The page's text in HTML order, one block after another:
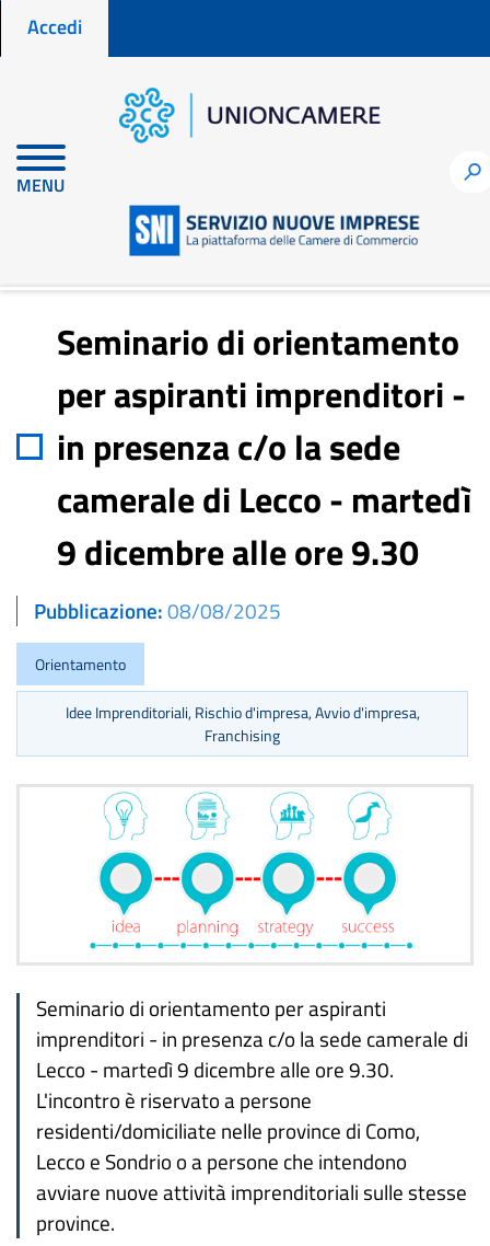
Menu profilo utente
Accedi
MENU
h
Home
Seminario di orientamento per aspiranti imprenditori - in
presenza c/o la sede camerale di Lecco - martedì 9 dicembre alle ore
Seminario di orientamento
per aspiranti imprenditori -
in presenza c/o la sede
camerale di Lecco - martedì
9 dicembre alle ore 9.30
Pubblicazione 08/08/2025
Orientamento
Idee Imprenditoriali, Rischio d'impresa, Avvio d'impresa,
Franchising
Seminario di orientamento per aspiranti
imprenditori - in presenza c/o la sede camerale di
Lecco - martedì 9 dicembre alle ore 9.30.
L'incontro è riservato a persone
residenti/domiciliate nelle province di Como,
Lecco e Sondrio o a persone che intendono
avviare nuove attività imprenditoriali sulle stesse
province.